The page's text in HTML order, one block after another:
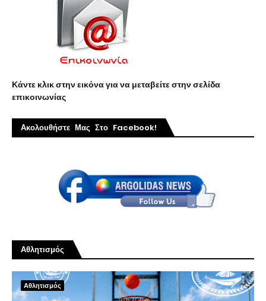
Κάντε κλικ στην εικόνα για να μεταβείτε στην σελίδα
επικοινωνίας
Ακολουθήστε Μας Στο Facebook!
Αθλητισμός
Αθλητισμός